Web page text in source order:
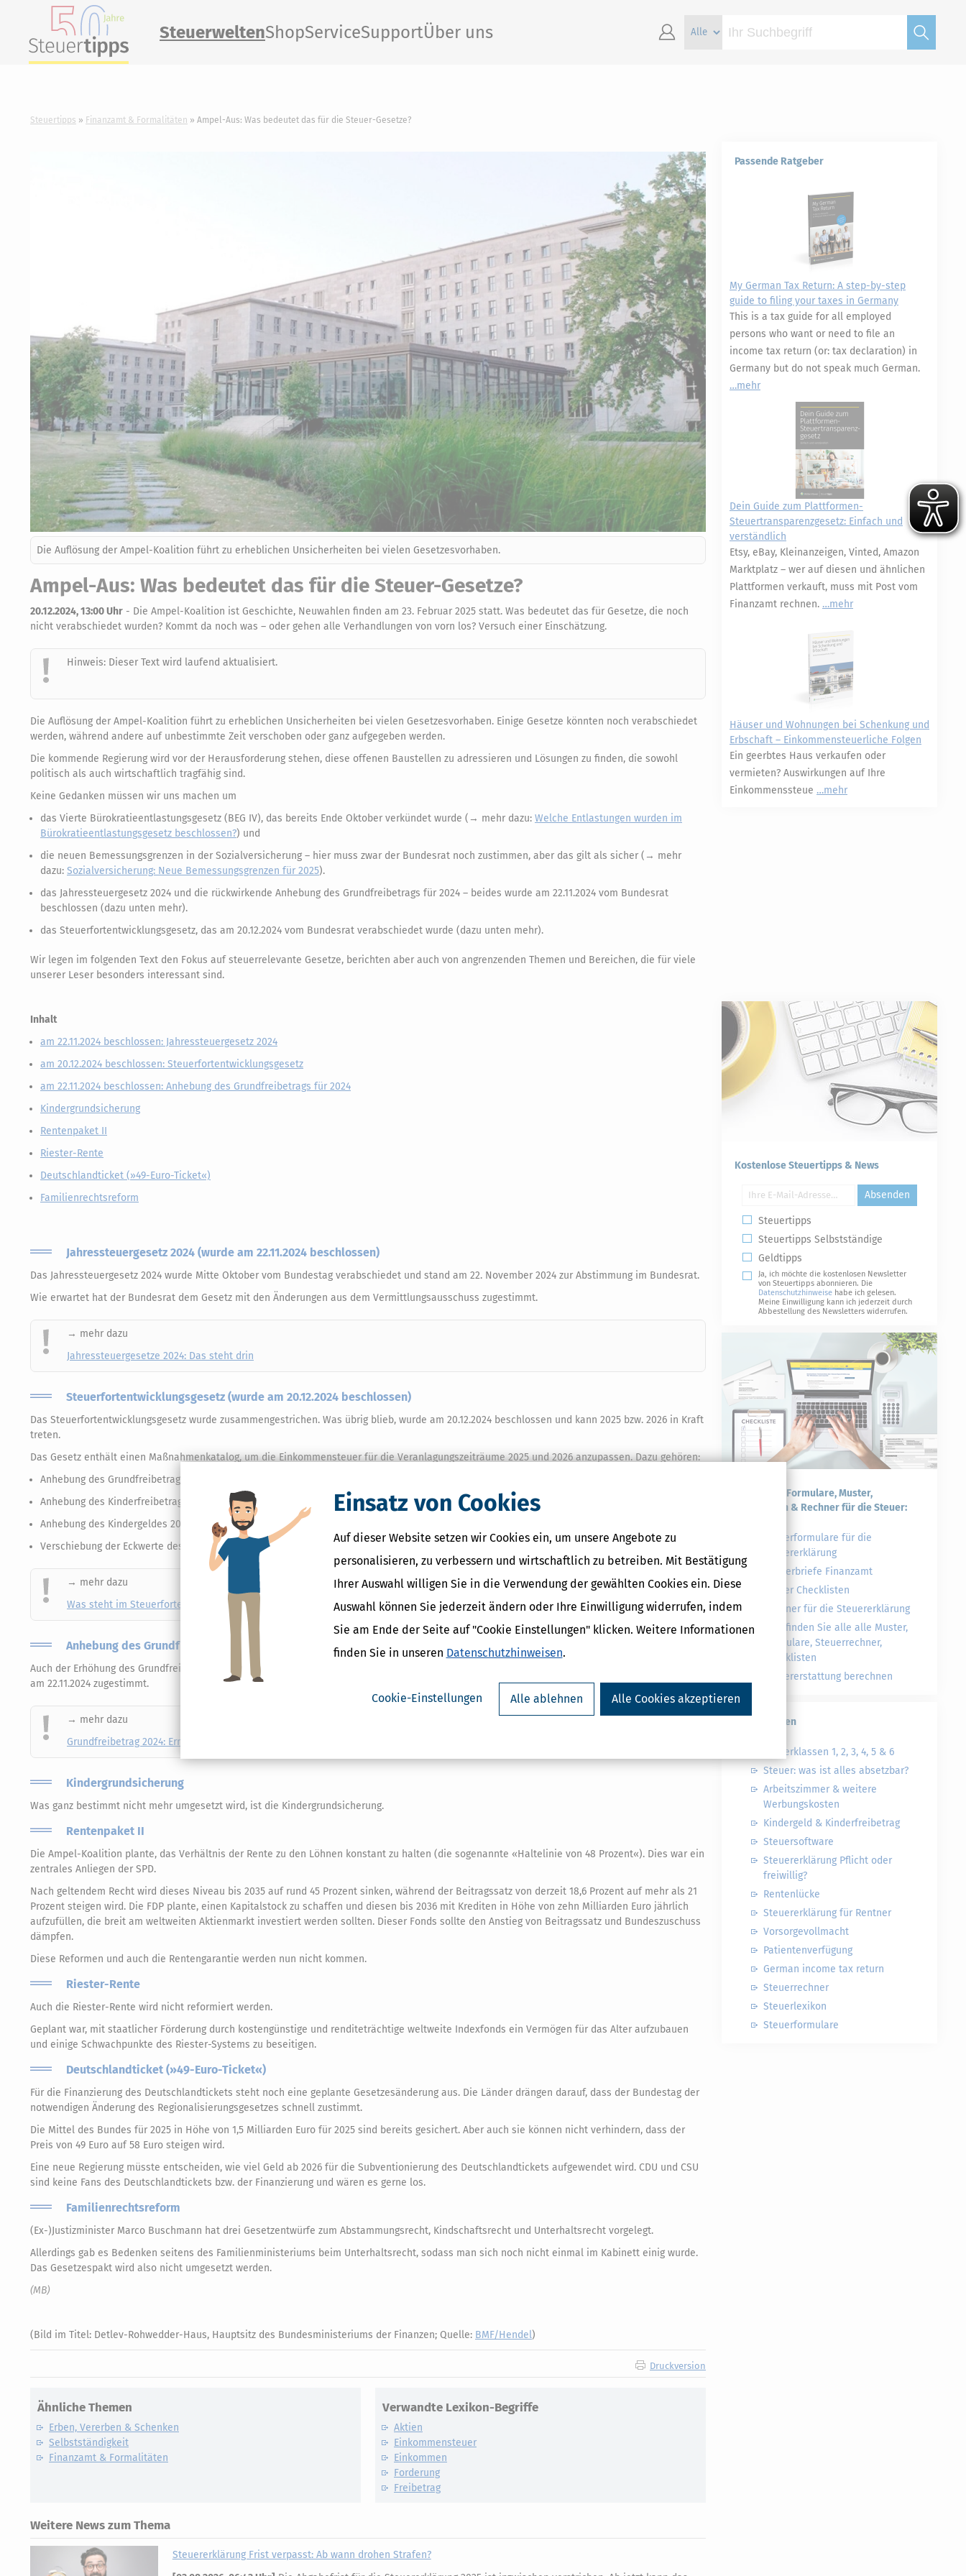
Einsatz von Cookies
Auf dieser Website setzen wir Cookies ein, um unsere Angebote zu
personalisieren, zu verbessern und wirtschaftlich zu betreiben. Mit Bestätigung
Ihrer Auswahl willigen Sie in die Verwendung der gewählten Cookies ein. Diese
Auswahl können Sie jederzeit ändern oder Ihre Einwilligung widerrufen, indem
Sie am Ende der Seite auf "Cookie Einstellungen" klicken. Weitere Informationen
finden Sie in unseren Datenschutzhinweisen.
Cookie-Einstellungen Alle ablehnen Alle Cookies akzeptieren
SteuerweltenShopServiceSupportÜber uns
Steuertipps Finanzamt & Formalitäten Ampel-Aus: Was bedeutet das für die Steuer-Gesetze?
Die Auflösung der Ampel-Koalition führt zu erheblichen Unsicherheiten bei vielen Gesetzesvorhaben.
Ampel-Aus: Was bedeutet das für die Steuer-Gesetze?
20.12.2024, 13:00 Uhr - Die Ampel-Koalition ist Geschichte, Neuwahlen finden am 23. Februar 2025 statt. Was bedeutet das für Gesetze, die noch
nicht verabschiedet wurden? Kommt da noch was – oder gehen alle Verhandlungen von vorn los? Versuch einer Einschätzung.
Hinweis: Dieser Text wird laufend aktualisiert.
Die Auflösung der Ampel-Koalition führt zu erheblichen Unsicherheiten bei vielen Gesetzesvorhaben. Einige Gesetze könnten noch verabschiedet
werden, während andere auf unbestimmte Zeit verschoben oder ganz aufgegeben werden.
Die kommende Regierung wird vor der Herausforderung stehen, diese offenen Baustellen zu adressieren und Lösungen zu finden, die sowohl
politisch als auch wirtschaftlich tragfähig sind.
Keine Gedanken müssen wir uns machen um
das Vierte Bürokratieentlastungsgesetz (BEG IV), das bereits Ende Oktober verkündet wurde (→ mehr dazu: Welche Entlastungen wurden im
Bürokratieentlastungsgesetz beschlossen?) und
die neuen Bemessungsgrenzen in der Sozialversicherung – hier muss zwar der Bundesrat noch zustimmen, aber das gilt als sicher (→ mehr
dazu: Sozialversicherung: Neue Bemessungsgrenzen für 2025).
das Jahressteuergesetz 2024 und die rückwirkende Anhebung des Grundfreibetrags für 2024 – beides wurde am 22.11.2024 vom Bundesrat
beschlossen (dazu unten mehr).
das Steuerfortentwicklungsgesetz, das am 20.12.2024 vom Bundesrat verabschiedet wurde (dazu unten mehr).
Wir legen im folgenden Text den Fokus auf steuerrelevante Gesetze, berichten aber auch von angrenzenden Themen und Bereichen, die für viele
unserer Leser besonders interessant sind.
Inhalt
am 22.11.2024 beschlossen: Jahressteuergesetz 2024
am 20.12.2024 beschlossen: Steuerfortentwicklungsgesetz
am 22.11.2024 beschlossen: Anhebung des Grundfreibetrags für 2024
Kindergrundsicherung
Rentenpaket II
Riester-Rente
Deutschlandticket (»49-Euro-Ticket«)
Familienrechtsreform
Jahressteuergesetz 2024 (wurde am 22.11.2024 beschlossen)
Das Jahressteuergesetz 2024 wurde Mitte Oktober vom Bundestag verabschiedet und stand am 22. November 2024 zur Abstimmung im Bundesrat.
Wie erwartet hat der Bundesrat dem Gesetz mit den Änderungen aus dem Vermittlungsausschuss zugestimmt.
→ mehr dazu
Jahressteuergesetze 2024: Das steht drin
Steuerfortentwicklungsgesetz (wurde am 20.12.2024 beschlossen)
Das Steuerfortentwicklungsgesetz wurde zusammengestrichen. Was übrig blieb, wurde am 20.12.2024 beschlossen und kann 2025 bzw. 2026 in Kraft
treten.
Das Gesetz enthält einen Maßnahmenkatalog, um die Einkommensteuer für die Veranlagungszeiträume 2025 und 2026 anzupassen. Dazu gehören:
Anhebung des Grundfreibetrags 2025 auf 12.096 Euro (2026: 12.348 Euro)
Anhebung des Kinderfreibetrages 2025 auf 9.600 Euro (2026: 9.756 Euro)
Anhebung des Kindergeldes 2025 auf 255 Euro (2026: 259 Euro) sowie
Verschiebung der Eckwerte des Einkommenssteuertarifs 2025 um 2,6 % (2026: 2,0 %)
→ mehr dazu
Was steht im Steuerfortentwicklungsgesetz?
Anhebung des Grundfreibetrags für 2024 (wurde am 22.11.2024 beschlossen)
Auch der Erhöhung des Grundfreibetrags 2024 um 180 Euro auf 11.784 Euro steigen (23.568 Euro bei gemeinsamer Veranlagung) hat der Bundesrat
am 22.11.2024 zugestimmt.
→ mehr dazu
Grundfreibetrag 2024: Erneute Anhebung vom Bundesrat beschlossen
Kindergrundsicherung
Was ganz bestimmt nicht mehr umgesetzt wird, ist die Kindergrundsicherung.
Rentenpaket II
Die Ampel-Koalition plante, das Verhältnis der Rente zu den Löhnen konstant zu halten (die sogenannte «Haltelinie von 48 Prozent«). Dies war ein
zentrales Anliegen der SPD.
Nach geltendem Recht wird dieses Niveau bis 2035 auf rund 45 Prozent sinken, während der Beitragssatz von derzeit 18,6 Prozent auf mehr als 21
Prozent steigen wird. Die FDP plante, einen Kapitalstock zu schaffen und diesen bis 2036 mit Krediten in Höhe von zehn Milliarden Euro jährlich
aufzufüllen, die breit am weltweiten Aktienmarkt investiert werden sollten. Dieser Fonds sollte den Anstieg von Beitragssatz und Bundeszuschuss
dämpfen.
Diese Reformen und auch die Rentengarantie werden nun nicht kommen.
Riester-Rente
Auch die Riester-Rente wird nicht reformiert werden.
Geplant war, mit staatlicher Förderung durch kostengünstige und renditeträchtige weltweite Indexfonds ein Vermögen für das Alter aufzubauen
und einige Schwachpunkte des Riester-Systems zu beseitigen.
Deutschlandticket (»49-Euro-Ticket«)
Für die Finanzierung des Deutschlandtickets steht noch eine geplante Gesetzesänderung aus. Die Länder drängen darauf, dass der Bundestag der
notwendigen Änderung des Regionalisierungsgesetzes schnell zustimmt.
Die Mittel des Bundes für 2025 in Höhe von 1,5 Milliarden Euro für 2025 sind bereits gesichert. Aber auch sie können nicht verhindern, dass der
Preis von 49 Euro auf 58 Euro steigen wird.
Eine neue Regierung müsste entscheiden, wie viel Geld ab 2026 für die Subventionierung des Deutschlandtickets aufgewendet wird. CDU und CSU
sind keine Fans des Deutschlandtickets bzw. der Finanzierung und wären es gerne los.
Familienrechtsreform
(Ex-)Justizminister Marco Buschmann hat drei Gesetzentwürfe zum Abstammungsrecht, Kindschaftsrecht und Unterhaltsrecht vorgelegt.
Allerdings gab es Bedenken seitens des Familienministeriums beim Unterhaltsrecht, sodass man sich noch nicht einmal im Kabinett einig wurde.
Das Gesetzespakt wird also nicht umgesetzt werden.
(MB)
(Bild im Titel: Detlev-Rohwedder-Haus, Hauptsitz des Bundesministeriums der Finanzen; Quelle: BMF/Hendel)
Druckversion
Ähnliche Themen
Erben, Vererben & Schenken
Selbstständigkeit
Finanzamt & Formalitäten
Verwandte Lexikon-Begriffe
Aktien
Einkommensteuer
Einkommen
Forderung
Freibetrag
Weitere News zum Thema
Steuererklärung Frist verpasst: Ab wann drohen Strafen?
Passende Ratgeber
My German Tax Return: A step-by-step
guide to filing your taxes in Germany
This is a tax guide for all employed
persons who want or need to file an
income tax return (or: tax declaration) in
Germany but do not speak much German.
mehr
Dein Guide zum Plattformen-
Steuertransparenzgesetz: Einfach und
verständlich
Etsy, eBay, Kleinanzeigen, Vinted, Amazon
Marktplatz – wer auf diesen und ähnlichen
Plattformen verkauft, muss mit Post vom
Finanzamt rechnen.
mehr
Häuser und Wohnungen bei Schenkung und
Erbschaft – Einkommensteuerliche Folgen
Ein geerbtes Haus verkaufen oder
vermieten? Auswirkungen auf Ihre
Einkommenssteue
mehr
Kostenlose Steuertipps & News
Absenden
Steuertipps
Steuertipps Selbstständige
Geldtipps
Ja, ich möchte die kostenlosen Newsletter
von Steuertipps abonnieren. Die
Datenschutzhinweise habe ich gelesen.
Meine Einwilligung kann ich jederzeit durch
Abbestellung des Newsletters widerrufen.
Praktische Formulare, Muster,
Checklisten & Rechner für die Steuer:
Steuerformulare für die
Steuererklärung
Musterbriefe Finanzamt
Steuer Checklisten
Rechner für die Steuererklärung
Hier finden Sie alle alle Muster,
Formulare, Steuerrechner,
Checklisten
Steuererstattung berechnen
Steuerwelten
Steuerklassen 1, 2, 3, 4, 5 & 6
Steuer: was ist alles absetzbar?
Arbeitszimmer & weitere
Werbungskosten
Kindergeld & Kinderfreibetrag
Steuersoftware
Steuererklärung Pflicht oder
freiwillig?
Rentenlücke
Steuererklärung für Rentner
Vorsorgevollmacht
Patientenverfügung
German income tax return
Steuerrechner
Steuerlexikon
Steuerformulare